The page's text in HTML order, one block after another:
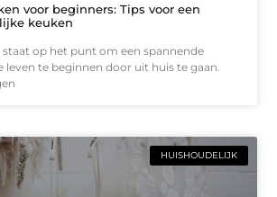
voor beginners: Tips voor een
keuken
staat op het punt om een spannende
leven te beginnen door uit huis te gaan.
HUISHOUDELIJK